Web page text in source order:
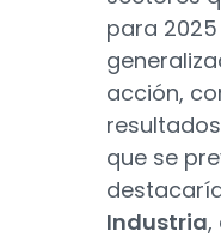
para
acción,
que se
Industria,